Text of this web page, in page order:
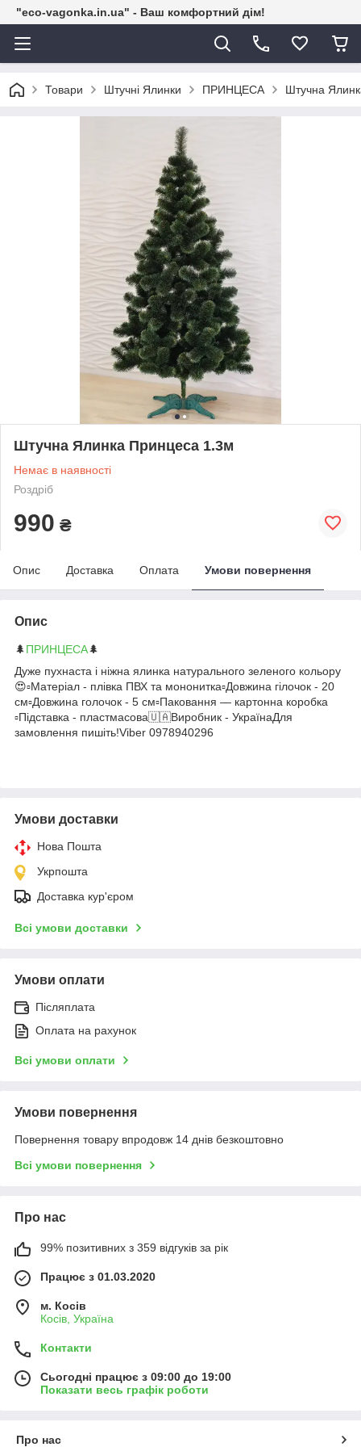
"eco-vagonka.in.ua" - Ваш комфортний дім!
Товари Штучні Ялинки ПРИНЦЕСА Штучна
Штучна Ялинка Принцеса 1.3м
Немає в наявності
Роздріб
990 ₴
Опис Доставка Оплата Умови повернення
Опис
🌲ПРИНЦЕСА🌲
Дуже пухнаста і ніжна ялинка натурального зеленого кольору
😍▫️Матеріал - плівка ПВХ та мононитка▫️Довжина гілочок - 20
см▫️Довжина голочок - 5 см▫️Паковання — картонна коробка
▫️Підставка - пластмасова🇺🇦Виробник - УкраїнаДля
замовлення пишіть!Viber 0978940296
Умови доставки
Нова Пошта
Укрпошта
Доставка кур'єром
Всі умови доставки
Умови оплати
Післяплата
Оплата на рахунок
Всі умови оплати
Умови повернення
Повернення товару впродовж 14 днів безкоштовно
Всі умови повернення
Про нас
99% позитивних з 359 відгуків за рік
Працює з 01.03.2020
м. Косів
Косів, Україна
Контакти
Сьогодні працює з 09:00 до 19:00
Показати весь графік роботи
Про нас